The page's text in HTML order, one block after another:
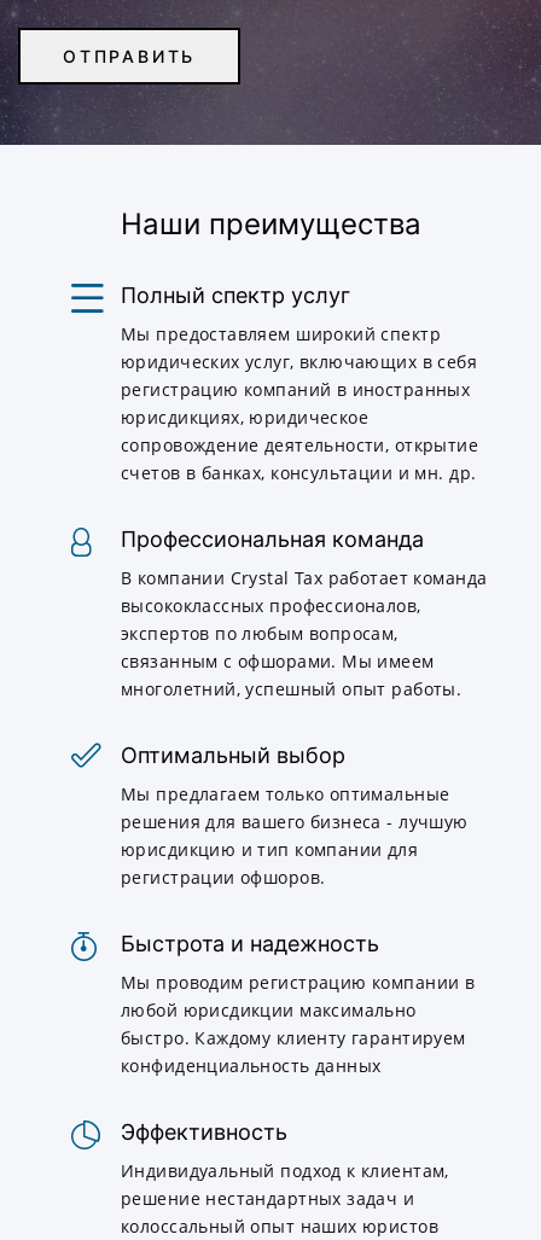
Наши преимущества
Полный спектр услуг
Мы предоставляем широкий спектр
юридических услуг, включающих в себя
регистрацию компаний в иностранных
юрисдикциях, юридическое
сопровождение деятельности, открытие
счетов в банках, консультации и мн. др.
Профессиональная команда
В компании Crystal Tax работает команда
высококлассных профессионалов,
экспертов по любым вопросам,
связанным с офшорами. Мы имеем
многолетний, успешный опыт работы.
Оптимальный выбор
Мы предлагаем только оптимальные
решения для вашего бизнеса - лучшую
юрисдикцию и тип компании для
регистрации офшоров.
Быстрота и надежность
Мы проводим регистрацию компании в
любой юрисдикции максимально
быстро. Каждому клиенту гарантируем
конфиденциальность данных
Эффективность
Индивидуальный подход к клиентам,
решение нестандартных задач и
колоссальный опыт наших юристов